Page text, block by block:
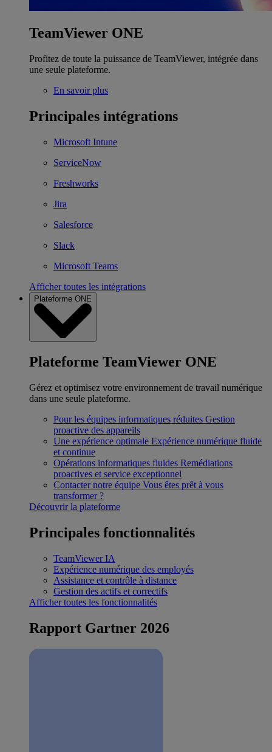
TeamViewer ONE
Profitez de toute la puissance de TeamViewer, intégrée dans
une seule plateforme.
En savoir plus
Principales intégrations
Microsoft Intune
ServiceNow
Freshworks
Jira
Salesforce
Slack
Microsoft Teams
Afficher toutes les intégrations
Plateforme ONE
Plateforme TeamViewer ONE
Gérez et optimisez votre environnement de travail numérique
dans une seule plateforme.
Pour les équipes informatiques réduites Gestion
proactive des appareils
Une expérience optimale Expérience numérique fluide
et continue
Opérations informatiques fluides Remédiations
proactives et service exceptionnel
Contacter notre équipe Vous êtes prêt à vous
transformer ?
Découvrir la plateforme
Principales fonctionnalités
TeamViewer IA
Expérience numérique des employés
Assistance et contrôle à distance
Gestion des actifs et correctifs
Afficher toutes les fonctionnalités
Rapport Gartner 2026